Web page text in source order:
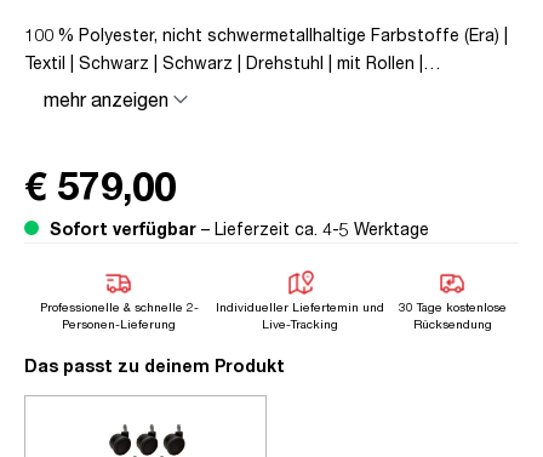
100 % Polyester, nicht schwermetallhaltige Farbstoffe (Era) |
Textil | Schwarz | Schwarz | Drehstuhl | mit Rollen |
Netzrücken | montiert | Streamo | bis zu 120 kg | TÜV©
mehr anzeigen
€ 579,00
Sofort verfügbar – Lieferzeit ca. 4-5 Werktage
Professionelle & schnelle 2-
Personen-Lieferung
Individueller Liefertemin und
Live-Tracking
30 Tage kostenlose
Rücksendung
Das passt zu deinem Produkt